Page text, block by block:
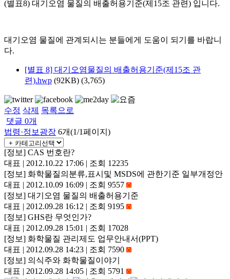
(별표8) 대기오염 물질의 배출허용기준(제15조 관련) 입니다.
대기오염 물질에 관계되시는 분들에게 도움이 되기를 바랍니
다.
[별표 8] 대기오염물질의 배출허용기준(제15조 관
련).hwp (92KB) (3,765)
수정 삭제 목록으로
댓글 0개
법령·정보광장 6개(1/1페이지)
[정보] CAS 번호란?
대표 | 2012.10.22 17:06 | 조회 12235
[정보] 화학물질의분류,표시및 MSDS에 관한기준 일부개정안
대표 | 2012.10.09 16:09 | 조회 9557
[정보] 대기오염 물질의 배출허용기준
대표 | 2012.09.28 16:12 | 조회 9195
[정보] GHS란 무엇인가?
대표 | 2012.09.28 15:01 | 조회 17028
[정보] 화학물질 관리제도 업무안내서(PPT)
대표 | 2012.09.28 14:23 | 조회 7590
[정보] 의식주와 화학물질이야기
대표 | 2012.09.28 14:05 | 조회 5791